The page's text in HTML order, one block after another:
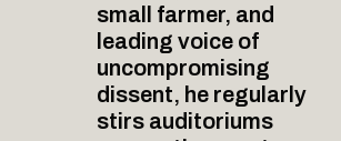
small farmer, and
leading voice of
uncompromising
dissent, he regularly
stirs auditoriums